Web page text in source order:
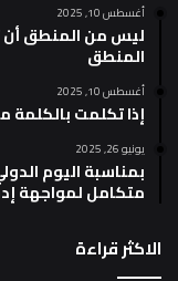
أغسطس 10, 2025
ليس من المنطق أن
المنطق
أغسطس 10, 2025
إذا تكلمت بالكلمة
يونيو 26, 2025
بمناسبة اليوم
متكامل لمواجهة
الاكثر قراءة